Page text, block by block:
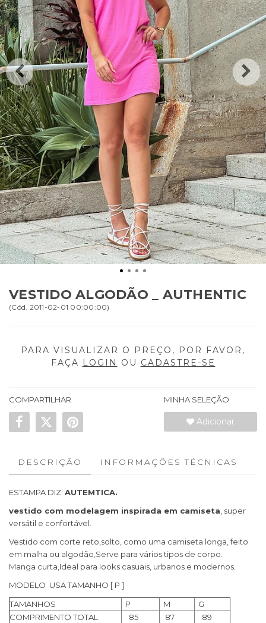
VESTIDO ALGODÃO _ AUTHENTIC
(Cód. 2011-02-01 00:00:00)
PARA VISUALIZAR O PREÇO, POR FAVOR,
FAÇA LOGIN OU CADASTRE-SE
COMPARTILHAR MINHA SELEÇÃO
Adicionar
DESCRIÇÃO INFORMAÇÕES TÉCNICAS
ESTAMPA DIZ: AUTEMTICA.
vestido com modelagem inspirada em camiseta, super
versátil e confortável.
Vestido com corte reto,solto, como uma camiseta longa, feito
em malha ou algodão,Serve para vários tipos de corpo.
Manga curta,Ideal para looks casuais, urbanos e modernos.
MODELO USA TAMANHO [ P ]
TAMANHOS
P M
G
COMPRIMENTO TOTAL
85 87
89